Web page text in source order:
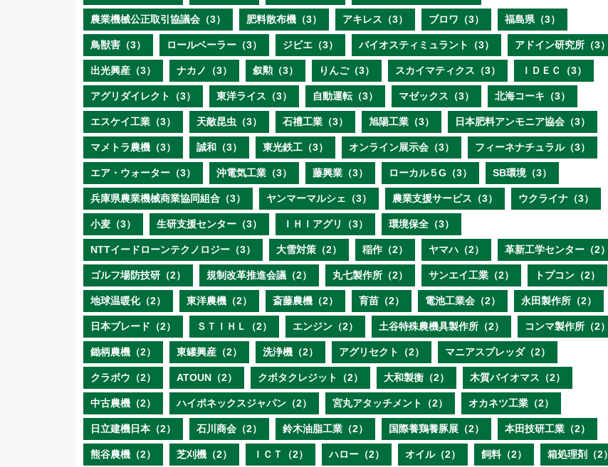
農業機械公正取引協議会（3） 肥料散布機（3） アキレス（3） ブロワ（3） 福島県（3）
鳥獣害（3） ロールベーラー（3） ジビエ（3） バイオスティミュラント（3） アドイン研究所（3）
出光興産（3） ナカノ（3） 叙勲（3） りんご（3） スカイマティクス（3） ＩＤＥＣ（3）
アグリダイレクト（3） 東洋ライス（3） 自動運転（3） マゼックス（3） 北海コーキ（3）
エスケイ工業（3） 天敵昆虫（3） 石禮工業（3） 旭陽工業（3） 日本肥料アンモニア協会（3）
マメトラ農機（3） 誠和（3） 東光鉄工（3） オンライン展示会（3） フィーネナチュラル（3）
エア・ウォーター（3） 沖電気工業（3） 藤興業（3） ローカル５G（3） SB環境（3）
兵庫県農業機械商業協同組合（3） ヤンマーマルシェ（3） 農業支援サービス（3） ウクライナ（3）
小麦（3） 生研支援センター（3） ＩＨＩアグリ（3） 環境保全（3）
NTTイードローンテクノロジー（3） 大雪対策（2） 稲作（2） ヤマハ（2） 革新工学センター（2）
ゴルフ場防技研（2） 規制改革推進会議（2） 丸七製作所（2） サンエイ工業（2） トプコン（2）
地球温暖化（2） 東洋農機（2） 斎藤農機（2） 育苗（2） 電池工業会（2） 永田製作所（2）
日本ブレード（2） ＳＴＩＨＬ（2） エンジン（2） 土谷特殊農機具製作所（2） コンマ製作所（2）
鋤柄農機（2） 東罐興産（2） 洗浄機（2） アグリセクト（2） マニアスプレッダ（2）
クラボウ（2） ATOUN（2） クボタクレジット（2） 大和製衡（2） 木質バイオマス（2）
中古農機（2） ハイポネックスジャパン（2） 宮丸アタッチメント（2） オカネツ工業（2）
日立建機日本（2） 石川商会（2） 鈴木油脂工業（2） 国際養鶏養豚展（2） 本田技研工業（2）
熊谷農機（2） 芝刈機（2） ＩＣＴ（2） ハロー（2） オイル（2） 飼料（2） 箱処理剤（2）